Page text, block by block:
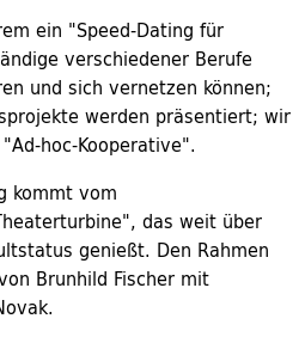
ein "Speed-Dating für
verschiedener Berufe
und sich vernetzen können;
werden präsentiert; wir
hoc-Kooperative".
kommt vom
das weit über
genießt. Den Rahmen
Brunhild Fischer mit